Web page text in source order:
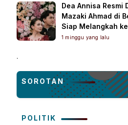
Dea Annisa Resmi
Mazaki Ahmad di
Siap Melangkah ke
Pelaminan
1 minggu yang lalu
.
SOROTAN
POLITIK